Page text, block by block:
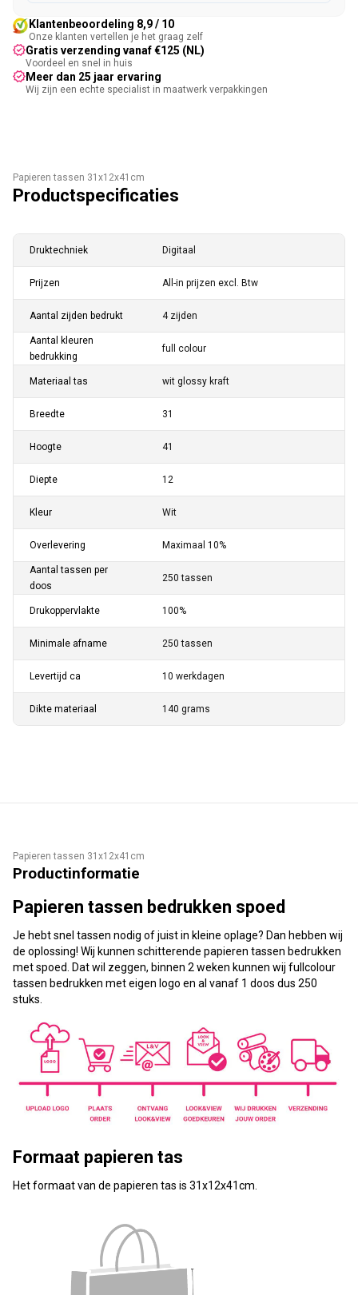
Klantenbeoordeling 8,9 / 10
Onze klanten vertellen je het graag zelf
Gratis verzending vanaf €125 (NL)
Voordeel en snel in huis
Meer dan 25 jaar ervaring
Wij zijn een echte specialist in maatwerk verpakkingen
Papieren tassen 31x12x41cm
Productspecificaties
Druktechniek Digitaal
Prijzen All-in prijzen excl. Btw
Aantal zijden bedrukt 4 zijden
Aantal kleuren
bedrukking
full colour
Materiaal tas wit glossy kraft
Breedte 31
Hoogte 41
Diepte 12
Kleur Wit
Overlevering Maximaal 10%
Aantal tassen per
doos
250 tassen
Drukoppervlakte 100%
Minimale afname 250 tassen
Levertijd ca 10 werkdagen
Dikte materiaal 140 grams
Papieren tassen 31x12x41cm
Productinformatie
Papieren tassen bedrukken spoed
Je hebt snel tassen nodig of juist in kleine oplage? Dan hebben wij
de oplossing! Wij kunnen schitterende papieren tassen bedrukken
met spoed. Dat wil zeggen, binnen 2 weken kunnen wij fullcolour
tassen bedrukken met eigen logo en al vanaf 1 doos dus 250
stuks.
Formaat papieren tas
Het formaat van de papieren tas is 31x12x41cm.